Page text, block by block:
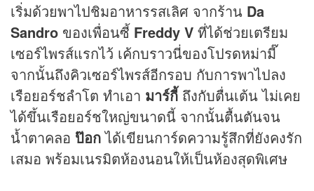
เริ่มด้วยพาไปชิมอาหารรสเลิศ จากร้าน Da
Sandro ของเพื่อนซี้ Freddy V ที่ได้ช่วยเตรียม
เซอร์ไพรส์แรกไว้ เค้กบราวนี่ของโปรดหม่ามี๊
จากนั้นถึงคิวเซอร์ไพรส์อีกรอบ กับการพาไปลง
เรือยอร์ชลำโต ทำเอา มาร์กี้ ถึงกับตื่นเต้น ไม่เคย
ได้ขึ้นเรือยอร์ชใหญ่ขนาดนี้ จากนั้นตื้นตันจน
น้ำตาคลอ ป๊อกได้เขียนการ์ดความรู้สึกที่ยังคงรัก
เสมอ พร้อมเนรมิตห้องนอนให้เป็นห้องสุดพิเศษ